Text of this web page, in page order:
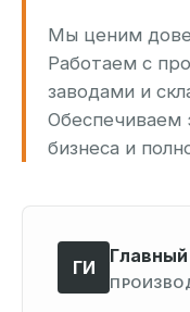
Мы ценим
Работаем с
заводами и
Обеспечиваем
бизнеса и
ГИ